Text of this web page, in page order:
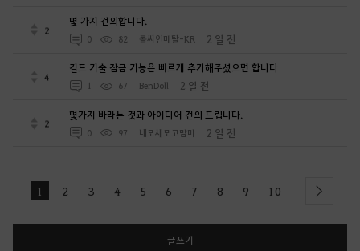
2
몇 가지 건의합니다.
0 82 콜싸인메탈-KR 2 일 전
4
길드 기술 잠금 기능은 빠르게 추가해주셨으면 합니다
1 67 BenDoll 2 일 전
2
몇가지 바라는 것과 아이디어 건의 드립니다.
0 97 네모세모고먐미 2 일 전
1 2 3 4 5 6 7 8 9 10 next
글쓰기